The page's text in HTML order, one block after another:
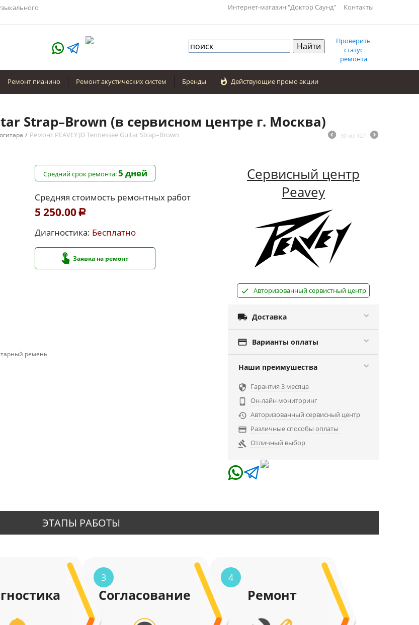
Интернет-магазин "Доктор Саунд" Контакты
Проверить
статус
ремонта
Ремонт пианино Ремонт акустических систем Бренды  Действующие промо акции
Strap–Brown (в сервисном центре г. Москва)
/ Ремонт PEAVEY JD Tennessee Guitar Strap–Brown 30 из 127
Средний срок ремонта:5 дней
Средняя стоимость ремонтных работ
5 250.00 Р
Диагностика: Бесплатно
Заявка на ремонт
ремень
Сервисный центр
Peavey
Авторизованный сервистный центр
 Доставка
 Варианты оплаты
Наши преимушества
 Гарантия 3 месяца

Он-лайн мониторинг
 Авторизованный сервисный центр
 Различные способы оплаты
 Отличный выбор
ЭТАПЫ РАБОТЫ
3
Согласование
4
Ремонт